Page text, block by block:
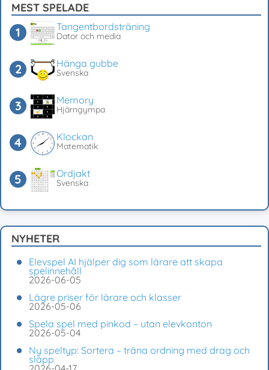
MEST SPELADE
Tangentbordsträning
Dator och media
Hänga gubbe
Svenska
Memory
Hjärngympa
Klockan
Matematik
Ordjakt
Svenska
NYHETER
Elevspel AI hjälper dig som lärare att skapa
spelinnehåll
2026-06-05
Lägre priser för lärare och klasser
2026-05-06
Spela spel med pinkod – utan elevkonton
2026-05-04
Ny speltyp: Sortera – träna ordning med drag och
släpp